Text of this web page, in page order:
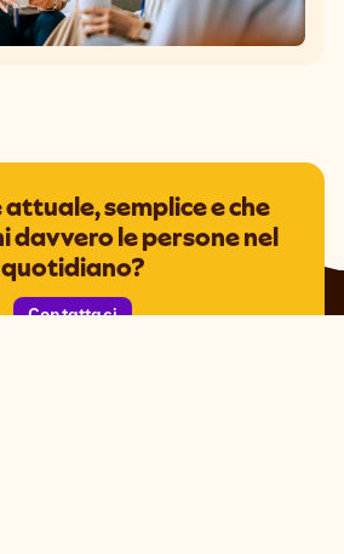
semplice e che
davvero le persone nel
quotidiano?
Contattaci